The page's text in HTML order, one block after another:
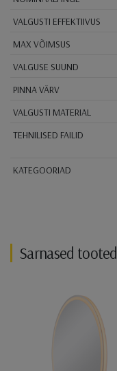
VALGUSTI EFFEKTIIVUS
MAX VÕIMSUS
VALGUSE SUUND
PINNA VÄRV
VALGUSTI MATERIAL
TEHNILISED FAILID
KATEGOORIAD
Sarnased tooted